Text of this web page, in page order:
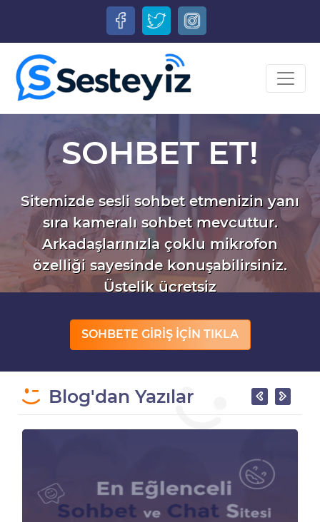
SOHBET ET!
Sitemizde sesli sohbet etmenizin yanı
sıra kameralı sohbet mevcuttur.
Arkadaşlarınızla çoklu mikrofon
özelliği sayesinde konuşabilirsiniz.
Üstelik ücretsiz
SOHBETE GİRİŞ İÇİN TIKLA
Blog'dan Yazılar